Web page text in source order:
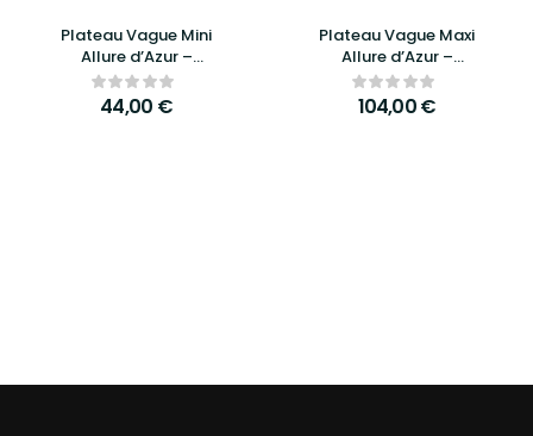
Plateau Vague Mini
Allure d’Azur –
Élégance, raffinement
et praticité compacte
44,00 €
Plateau Vague Maxi
Allure d’Azur –
Élégance, praticité et
design raffiné
104,00€